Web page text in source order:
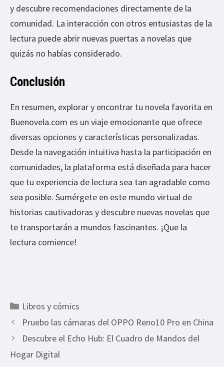
y descubre recomendaciones directamente de la
comunidad. La interacción con otros entusiastas de la
lectura puede abrir nuevas puertas a novelas que
quizás no habías considerado.
Conclusión
En resumen, explorar y encontrar tu novela favorita en
Buenovela.com es un viaje emocionante que ofrece
diversas opciones y características personalizadas.
Desde la navegación intuitiva hasta la participación en
comunidades, la plataforma está diseñada para hacer
que tu experiencia de lectura sea tan agradable como
sea posible. Sumérgete en este mundo virtual de
historias cautivadoras y descubre nuevas novelas que
te transportarán a mundos fascinantes. ¡Que la
lectura comience!
Categorías
Libros y cómics
Pruebo las cámaras del OPPO Reno10 Pro en China
Descubre el Echo Hub: El Cuadro de Mandos del
Hogar Digital